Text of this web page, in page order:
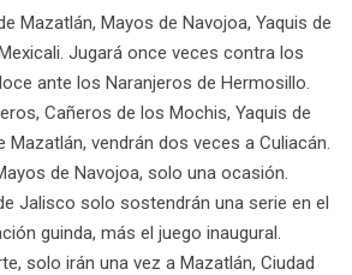
Mazatlán, Mayos de Navojoa, Yaquis de
Jugará once veces contra los
ante los Naranjeros de Hermosillo.
Cañeros de los Mochis, Yaquis de
Mazatlán, vendrán dos veces a Culiacán.
de Navojoa, solo una ocasión.
Jalisco solo sostendrán una serie en el
guinda, más el juego inaugural.
solo irán una vez a Mazatlán, Ciudad